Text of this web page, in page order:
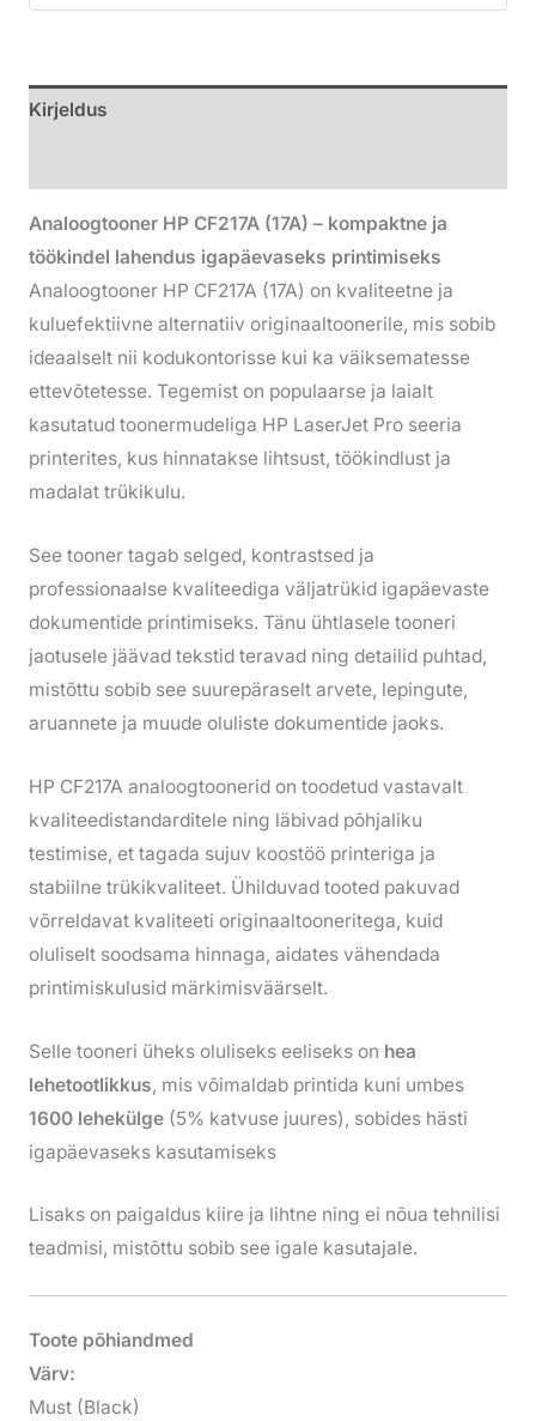
Kirjeldus
Analoogtooner HP CF217A (17A) – kompaktne ja
töökindel lahendus igapäevaseks printimiseks
Analoogtooner HP CF217A (17A) on kvaliteetne ja
kuluefektiivne alternatiiv originaaltoonerile, mis sobib
ideaalselt nii kodukontorisse kui ka väiksematesse
ettevõtetesse. Tegemist on populaarse ja laialt
kasutatud toonermudeliga HP LaserJet Pro seeria
printerites, kus hinnatakse lihtsust, töökindlust ja
madalat trükikulu.
See tooner tagab selged, kontrastsed ja
professionaalse kvaliteediga väljatrükid igapäevaste
dokumentide printimiseks. Tänu ühtlasele tooneri
jaotusele jäävad tekstid teravad ning detailid puhtad,
mistõttu sobib see suurepäraselt arvete, lepingute,
aruannete ja muude oluliste dokumentide jaoks.
HP CF217A analoogtoonerid on toodetud vastavalt
kvaliteedistandarditele ning läbivad põhjaliku
testimise, et tagada sujuv koostöö printeriga ja
stabiilne trükikvaliteet. Ühilduvad tooted pakuvad
võrreldavat kvaliteeti originaaltooneritega, kuid
oluliselt soodsama hinnaga, aidates vähendada
printimiskulusid märkimisväärselt.
Selle tooneri üheks oluliseks eeliseks on hea
lehetootlikkus, mis võimaldab printida kuni umbes
1600 lehekülge(5% katvuse juures), sobides hästi
igapäevaseks kasutamiseks
Lisaks on paigaldus kiire ja lihtne ning ei nõua tehnilisi
teadmisi, mistõttu sobib see igale kasutajale.
Toote põhiandmed
Värv:
Must (Black)